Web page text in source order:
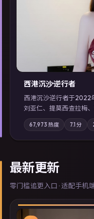
西港沉沙·逆行者
西港沉沙·逆行者于2022
刘亚仁、提莫西·查拉梅
失踪人口档案牵出跨国
站内亦可通过「国产免
型高分佳作，畅享高清
67,973 热度 7.1 分
最新更新
零门槛追更入口 · 适配手机